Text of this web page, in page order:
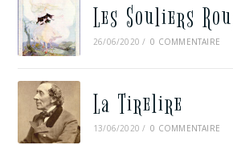
Les Souliers
26/06/2020 / 0 COMMENTAIRE
La Tirelire
13/06/2020 / 0 COMMENTAIRE